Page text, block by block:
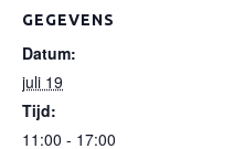
GEGEVENS
Datum:
juli 19
Tijd:
11:00 - 17:00